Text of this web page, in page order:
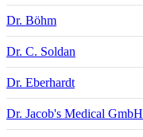
Dr. Böhm
Dr. C. Soldan
Dr. Eberhardt
Dr. Jacob's Medical GmbH